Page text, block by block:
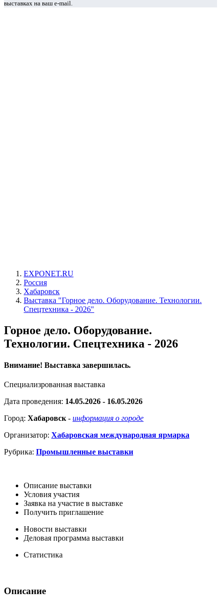
выставках на ваш e-mail.
EXPONET.RU
Россия
Хабаровск
Выставка "Горное дело. Оборудование. Технологии.
Спецтехника - 2026"
Горное дело. Оборудование.
Технологии. Спецтехника - 2026
Внимание! Выставка завершилась.
Специализрованная выставка
Дата проведения: 14.05.2026 - 16.05.2026
Город: Хабаровск - информация о городе
Организатор: Хабаровская международная ярмарка
Рубрика: Промышленные выставки
Описание выставки
Условия участия
Заявка на участие в выставке
Получить приглашение
Новости выставки
Деловая программа выставки
Статистика
Описание